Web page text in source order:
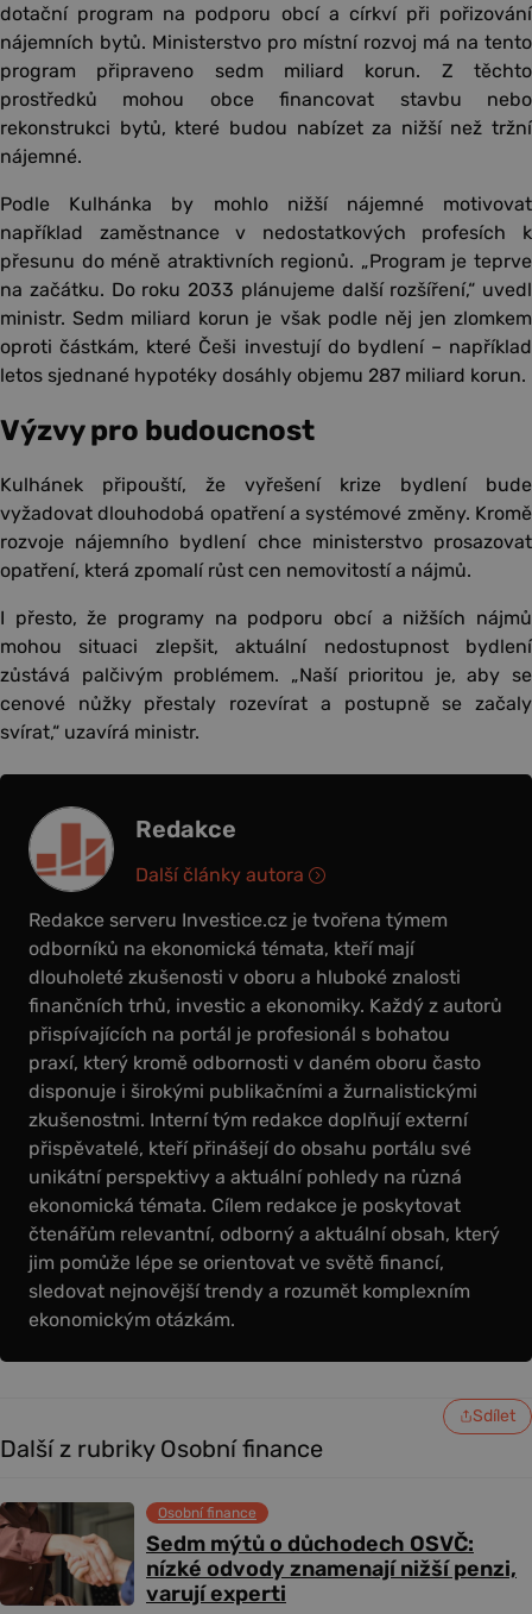
dotační program na podporu obcí a církví při pořizování
nájemních bytů. Ministerstvo pro místní rozvoj má na tento
program připraveno sedm miliard korun. Z těchto
prostředků mohou obce financovat stavbu nebo
rekonstrukci bytů, které budou nabízet za nižší než tržní
nájemné.
Podle Kulhánka by mohlo nižší nájemné motivovat
například zaměstnance v nedostatkových profesích k
přesunu do méně atraktivních regionů. „Program je teprve
na začátku. Do roku 2033 plánujeme další rozšíření,“ uvedl
ministr. Sedm miliard korun je však podle něj jen zlomkem
oproti částkám, které Češi investují do bydlení – například
letos sjednané hypotéky dosáhly objemu 287 miliard korun.
Výzvy pro budoucnost
Kulhánek připouští, že vyřešení krize bydlení bude
vyžadovat dlouhodobá opatření a systémové změny. Kromě
rozvoje nájemního bydlení chce ministerstvo prosazovat
opatření, která zpomalí růst cen nemovitostí a nájmů.
I přesto, že programy na podporu obcí a nižších nájmů
mohou situaci zlepšit, aktuální nedostupnost bydlení
zůstává palčivým problémem. „Naší prioritou je, aby se
cenové nůžky přestaly rozevírat a postupně se začaly
svírat,“ uzavírá ministr.
Redakce
Redakce serveru Investice.cz je tvořena týmem
odborníků na ekonomická témata, kteří mají
dlouholeté zkušenosti v oboru a hluboké znalosti
finančních trhů, investic a ekonomiky. Každý z autorů
přispívajících na portál je profesionál s bohatou
praxí, který kromě odbornosti v daném oboru často
disponuje i širokými publikačními a žurnalistickými
zkušenostmi. Interní tým redakce doplňují externí
přispěvatelé, kteří přinášejí do obsahu portálu své
unikátní perspektivy a aktuální pohledy na různá
ekonomická témata. Cílem redakce je poskytovat
čtenářům relevantní, odborný a aktuální obsah, který
jim pomůže lépe se orientovat ve světě financí,
sledovat nejnovější trendy a rozumět komplexním
ekonomickým otázkám.
Další články autora
Sdílet
Další z rubriky Osobní finance
Sedm mýtů o důchodech OSVČ:
nízké odvody znamenají nižší penzi,
varují experti
Osobní finance